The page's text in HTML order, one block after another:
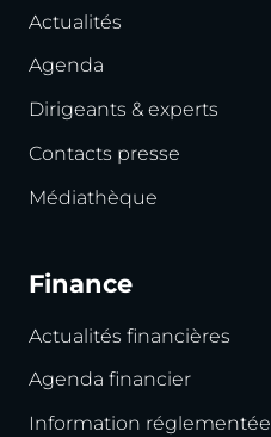
Actualités
Agenda
Dirigeants & experts
Contacts presse
Médiathèque
Finance
Actualités financières
Agenda financier
Information réglementée